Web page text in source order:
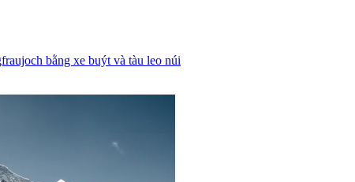
bằng xe buýt và tàu leo núi